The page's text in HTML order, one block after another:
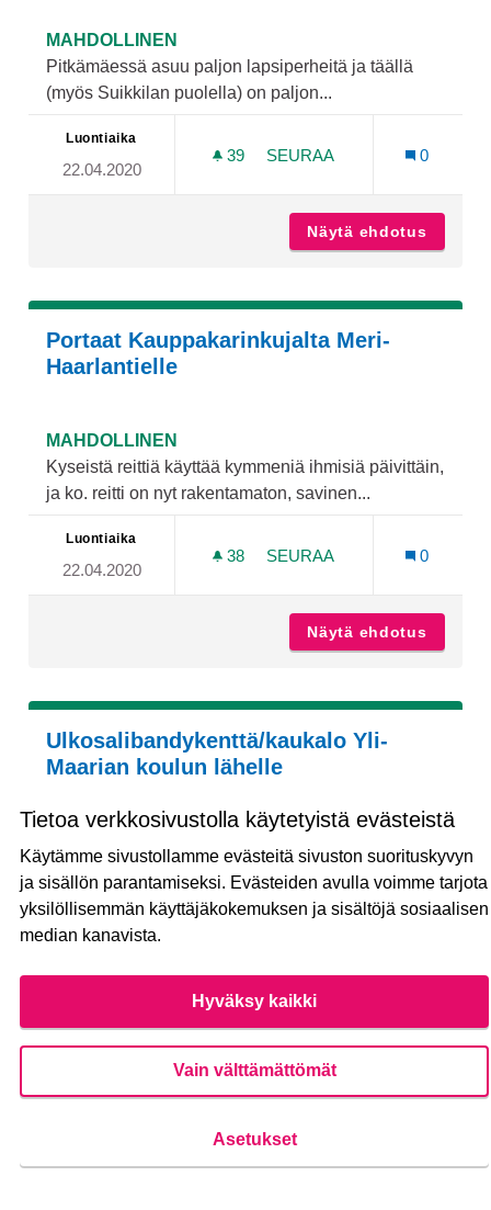
Tietoa verkkosivustolla käytetyistä evästeistä
Käytämme sivustollamme evästeitä sivuston suorituskyvyn
ja sisällön parantamiseksi. Evästeiden avulla voimme tarjota
yksilöllisemmän käyttäjäkokemuksen ja sisältöjä sosiaalisen
median kanavista.
Hyväksy kaikki
Vain välttämättömät
Asetukset
MAHDOLLINEN
Pitkämäessä asuu paljon lapsiperheitä ja täällä
(myös Suikkilan puolella) on paljon...
Luontiaika
22.04.2020
39 39 SEURAAJAA
SEURAA
0
Näytä ehdotus
Portaat Kauppakarinkujalta Meri-
Haarlantielle
MAHDOLLINEN
Kyseistä reittiä käyttää kymmeniä ihmisiä päivittäin,
ja ko. reitti on nyt rakentamaton, savinen...
Luontiaika
22.04.2020
38 38 SEURAAJAA
SEURAA
0
Näytä ehdotus
Ulkosalibandykenttä/kaukalo Yli-
Maarian koulun lähelle
Turussa ei tiettävästi ole ulkosalibandykenttiä ja
ehdottaisin sellaista Ypsilonin lähelle. Mm....
Luontiaika
ULKOSALIBANDYKENTTÄ/
Näytä ehdotus